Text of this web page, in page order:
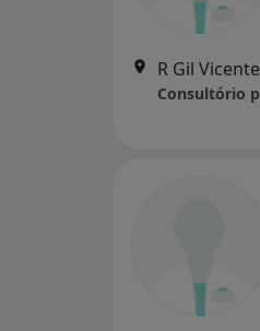
R Gil
Consultório